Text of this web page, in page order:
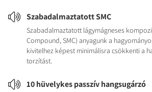
Szabadalmaztatott SMC
Szabadalmaztatott lágymágneses
Compound, SMC) anyagunk a
kivitelhez képest minimálisra csökkenti a
torzítást.
10 hüvelykes passzív hangsugárzó